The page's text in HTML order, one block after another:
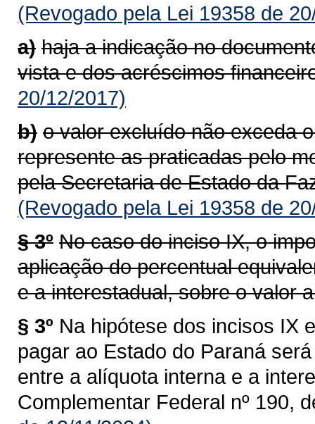
(Revogado pela Lei 19358 de
a) haja a indicação no
vista e dos acréscimos
20/12/2017)
b) o valor excluído não exceda
represente as praticadas pelo
pela Secretaria de Estado da
(Revogado pela Lei 19358 de
§ 3º No caso do inciso IX, o
aplicação do percentual
e a interestadual, sobre o valor
§ 3º Na hipótese dos incisos IX
pagar ao Estado do Paraná
entre a alíquota interna e a
Complementar Federal nº 190,